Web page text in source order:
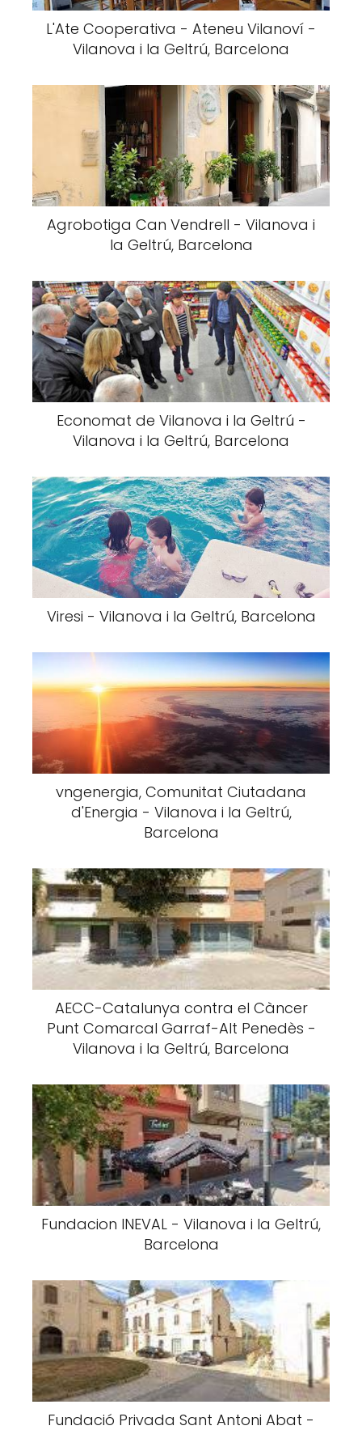
L'Ate Cooperativa - Ateneu Vilanoví -
Vilanova i la Geltrú, Barcelona
Agrobotiga Can Vendrell - Vilanova i
la Geltrú, Barcelona
Economat de Vilanova i la Geltrú -
Vilanova i la Geltrú, Barcelona
Viresi - Vilanova i la Geltrú, Barcelona
vngenergia, Comunitat Ciutadana
d'Energia - Vilanova i la Geltrú,
Barcelona
AECC-Catalunya contra el Càncer
Punt Comarcal Garraf-Alt Penedès -
Vilanova i la Geltrú, Barcelona
Fundacion INEVAL - Vilanova i la Geltrú,
Barcelona
Fundació Privada Sant Antoni Abat -